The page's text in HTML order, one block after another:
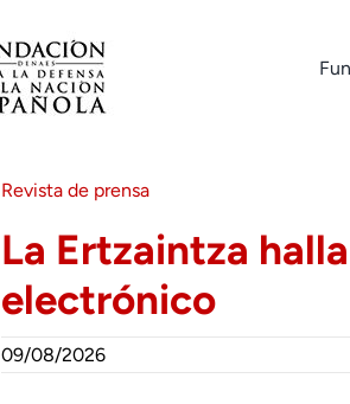
Revista de prensa
La Ertzaintza
electrónico
09/08/2026